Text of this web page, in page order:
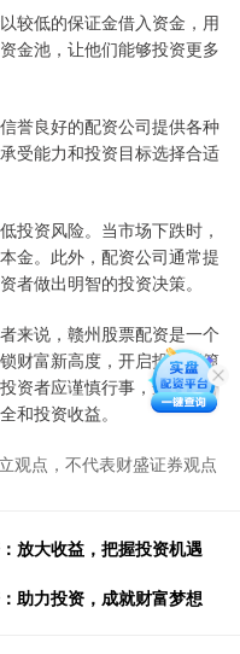
较低的保证金借入资金，用
金池，让他们能够投资更多
誉良好的配资公司提供各种
受能力和投资目标选择合适
投资风险。当市场下跌时，
金。此外，配资公司通常提
者做出明智的投资决策。
来说，赣州股票配资是一个
财富新高度，开启投资新篇
资者应谨慎行事，选择信誉
和投资收益。
观点，不代表财盛证券观点
放大收益，把握投资机遇
助力投资，成就财富梦想